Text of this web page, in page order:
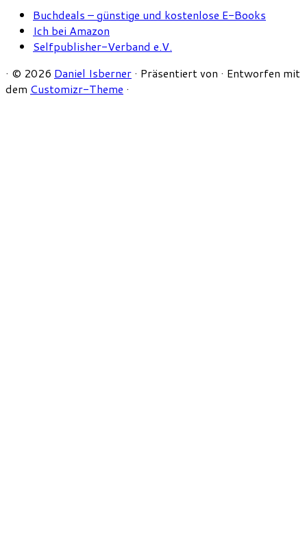
Buchdeals – günstige und kostenlose E-Books
Ich bei Amazon
Selfpublisher-Verband e.V.
· © 2026 Daniel Isberner · Präsentiert von · Entworfen mit
dem Customizr-Theme ·